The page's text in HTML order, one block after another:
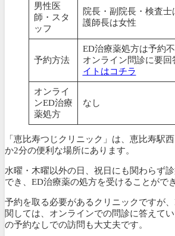
男性医
師・スタ
ッフ
院長・副院長・検査士
護師長は女性
予約方法
ED治療薬処方は予約
オンライン問診に要回
イトはコチラ
オンライ
ンED治療
薬処方
なし
「恵比寿つじクリニック」は、恵比寿駅
か2分の便利な場所にあります。
水曜・木曜以外の日、祝日にも関わらず
でき、ED治療薬の処方を受けることがで
予約を取る必要があるクリニックですが
関しては、オンラインでの問診に答えて
の予約なしでの訪問も大丈夫です。